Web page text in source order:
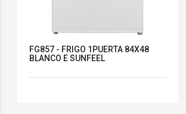
FG857 - FRIGO 1PUERTA 84X48
BLANCO E SUNFEEL